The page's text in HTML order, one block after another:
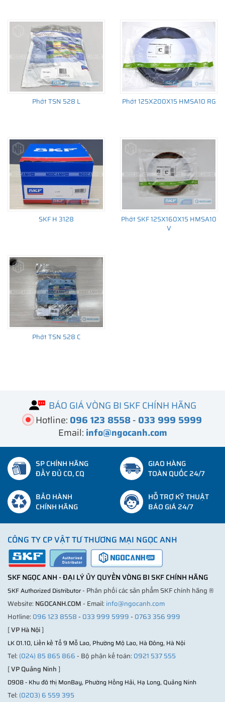
Phớt TSN 528 L Phớt 125X200X15 HMSA10 RG
SKF H 3128
Phớt SKF 125X160X15 HMSA10
V
Phớt TSN 528 C
BÁO GIÁ VÒNG BI SKF CHÍNH HÃNG
Hotline: 096 123 8558- 033 999 5999
Email: info@ngocanh.com
SP CHÍNH HÃNG
ĐẦY ĐỦ CO, CQ
GIAO HÀNG
TOÀN QUỐC 24/7
BẢO HÀNH
CHÍNH HÃNG
HỖ TRỢ KỸ THUẬT
BÁO GIÁ 24/7
CÔNG TY CP VẬT TƯ THƯƠNG MẠI NGỌC ANH
SKF NGỌC ANH - ĐẠI LÝ ỦY QUYỀN VÒNG BI SKF CHÍNH HÃNG
SKF Authorized Distributor- Phân phối các sản phẩm SKF chính hãng ®
Website: NGOCANH.COM- Email: info@ngocanh.com
Hotline: 096 123 8558- 033 999 5999- 0763 356 999
[VP Hà Nội]
LK 01.10, Liền kề Tổ 9 Mỗ Lao, Phường Mộ Lao, Hà Đông, Hà Nội
Tel: (024) 85 865 866- Bộ phận kế toán: 0921 537 555
[VP Quảng Ninh]
D908 - Khu đô thị MonBay, Phường Hồng Hải, Hạ Long, Quảng Ninh
Tel: (0203) 6 559 395